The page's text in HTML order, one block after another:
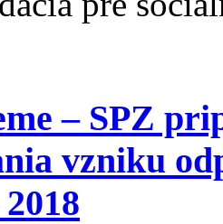
– SPZ
vzniku